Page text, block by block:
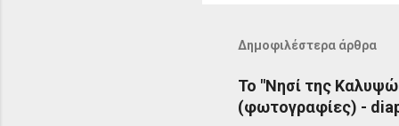
Δημοφιλέστερα άρθρα
Το "Νησί της
(φωτογραφίες) -